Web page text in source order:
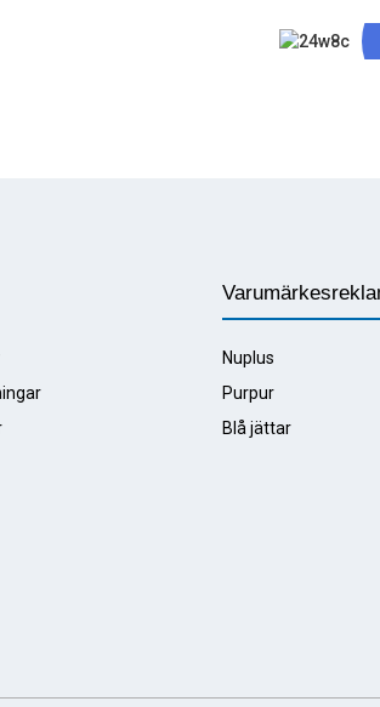
Nuplus
Purpur
Blå jättar